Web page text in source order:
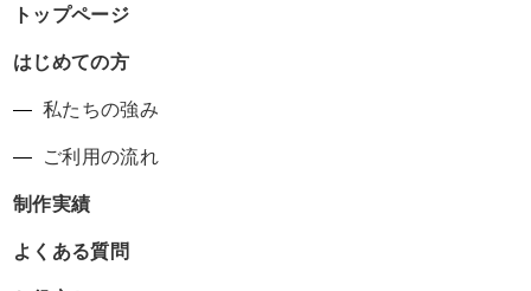
トップページ
はじめての方
私たちの強み
ご利用の流れ
制作実績
よくある質問